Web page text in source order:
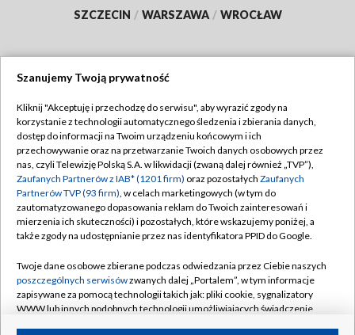
SZCZECIN / WARSZAWA / WROCŁAW
TVP
Abonament TVP
Emisja w TVP
Centrum informacji TVP
Naziemna Telewizja Cyfrowa
Rada Programowa
System NOS
Informacje o nadawcy
Regulamin TVP
Polityka prywatności
Moje zgody
Pomoc
Kontakt
Kanały
Szanujemy Twoją prywatność
Kliknij "Akceptuję i przechodzę do serwisu", aby wyrazić zgody na
korzystanie z technologii automatycznego śledzenia i zbierania danych,
dostęp do informacji na Twoim urządzeniu końcowym i ich
przechowywanie oraz na przetwarzanie Twoich danych osobowych przez
nas, czyli Telewizję Polską S.A. w likwidacji (zwaną dalej również „TVP”),
Zaufanych Partnerów z IAB* (1201 firm) oraz pozostałych Zaufanych
Partnerów TVP (93 firm), w celach marketingowych (w tym do
zautomatyzowanego dopasowania reklam do Twoich zainteresowań i
mierzenia ich skuteczności) i pozostałych, które wskazujemy poniżej, a
także zgody na udostępnianie przez nas identyfikatora PPID do Google.
Twoje dane osobowe zbierane podczas odwiedzania przez Ciebie naszych
poszczególnych serwisówzwanych dalej „Portalem”, w tym informacje
zapisywane za pomocą technologii takich jak: pliki cookie, sygnalizatory
WWW lub innych podobnych technologii umożliwiających świadczenie